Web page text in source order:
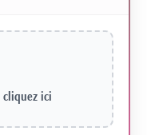
cliquez ici